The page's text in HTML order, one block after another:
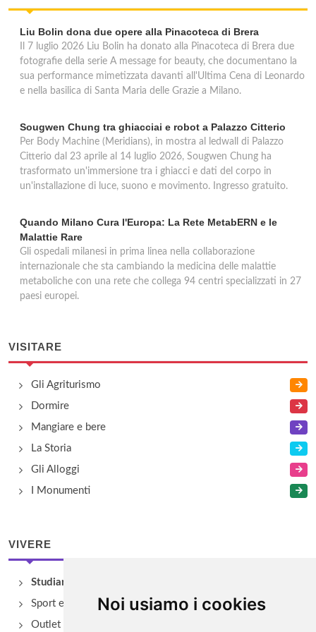
Noi usiamo i cookies
British Institutes
via Aldo Moro 107, San Donato Milanese
Liu Bolin dona due opere alla Pinacoteca di Brera
Il 7 luglio 2026 Liu Bolin ha donato alla Pinacoteca di Brera due
fotografie della serie A message for beauty, che documentano la
sua performance mimetizzata davanti all'Ultima Cena di Leonardo
e nella basilica di Santa Maria delle Grazie a Milano.
Sougwen Chung tra ghiacciai e robot a Palazzo Citterio
Per Body Machine (Meridians), in mostra al ledwall di Palazzo
Citterio dal 23 aprile al 14 luglio 2026, Sougwen Chung ha
trasformato un'immersione tra i ghiacci e dati del corpo in
un'installazione di luce, suono e movimento. Ingresso gratuito.
Quando Milano Cura l'Europa: La Rete MetabERN e le
Malattie Rare
Gli ospedali milanesi in prima linea nella collaborazione
internazionale che sta cambiando la medicina delle malattie
metaboliche con una rete che collega 94 centri specializzati in 27
paesi europei.
VISITARE
Gli Agriturismo
Dormire
Mangiare e bere
La Storia
Gli Alloggi
I Monumenti
VIVERE
Studiare
Sport e Benessere
Outlet e spacci aziendali